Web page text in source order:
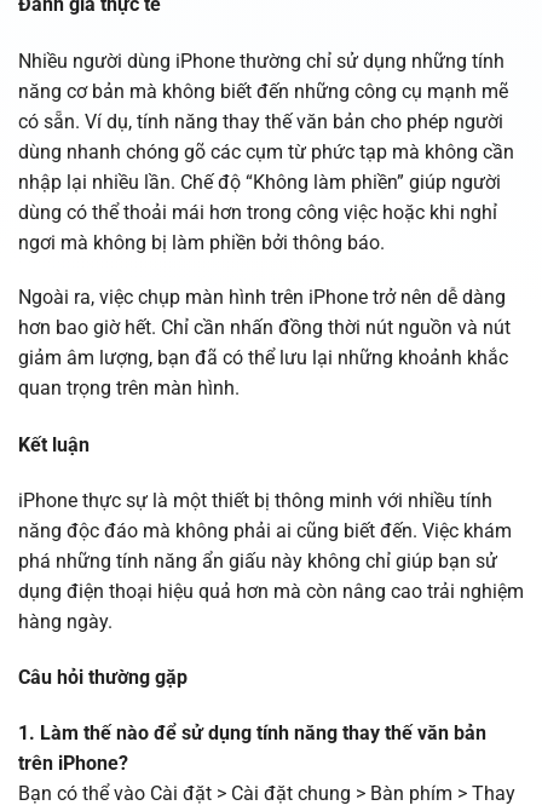
Nhiều người dùng iPhone thường chỉ sử dụng những tính
năng cơ bản mà không biết đến những công cụ mạnh mẽ
có sẵn. Ví dụ, tính năng thay thế văn bản cho phép người
dùng nhanh chóng gõ các cụm từ phức tạp mà không cần
nhập lại nhiều lần. Chế độ “Không làm phiền” giúp người
dùng có thể thoải mái hơn trong công việc hoặc khi nghỉ
ngơi mà không bị làm phiền bởi thông báo.
Ngoài ra, việc chụp màn hình trên iPhone trở nên dễ dàng
hơn bao giờ hết. Chỉ cần nhấn đồng thời nút nguồn và nút
giảm âm lượng, bạn đã có thể lưu lại những khoảnh khắc
quan trọng trên màn hình.
Kết luận
iPhone thực sự là một thiết bị thông minh với nhiều tính
năng độc đáo mà không phải ai cũng biết đến. Việc khám
phá những tính năng ẩn giấu này không chỉ giúp bạn sử
dụng điện thoại hiệu quả hơn mà còn nâng cao trải nghiệm
hàng ngày.
Câu hỏi thường gặp
1. Làm thế nào để sử dụng tính năng thay thế văn bản
trên iPhone?
Bạn có thể vào Cài đặt > Cài đặt chung > Bàn phím > Thay